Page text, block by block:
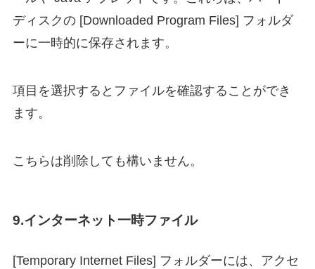
ディスクの [Downloaded Program Files] フォルダ
ーに一時的に保存されます。
項目を選択するとファイルを確認することができ
ます。
こちらは削除しても構いません。
9.インターネット一時ファイル
[Temporary Internet Files] フォルダーには、アクセ